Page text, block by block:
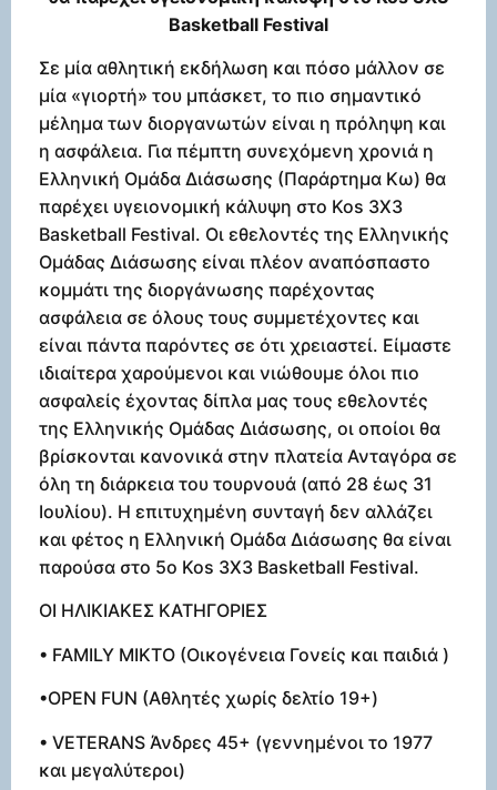
Basketball Festival
Σε μία αθλητική εκδήλωση και πόσο μάλλον σε
μία «γιορτή» του μπάσκετ, το πιο σημαντικό
μέλημα των διοργανωτών είναι η πρόληψη και
η ασφάλεια. Για πέμπτη συνεχόμενη χρονιά η
Ελληνική Ομάδα Διάσωσης (Παράρτημα Κω) θα
παρέχει υγειονομική κάλυψη στο Kos 3Χ3
Basketball Festival. Οι εθελοντές της Ελληνικής
Ομάδας Διάσωσης είναι πλέον αναπόσπαστο
κομμάτι της διοργάνωσης παρέχοντας
ασφάλεια σε όλους τους συμμετέχοντες και
είναι πάντα παρόντες σε ότι χρειαστεί. Είμαστε
ιδιαίτερα χαρούμενοι και νιώθουμε όλοι πιο
ασφαλείς έχοντας δίπλα μας τους εθελοντές
της Ελληνικής Ομάδας Διάσωσης, οι οποίοι θα
βρίσκονται κανονικά στην πλατεία Ανταγόρα σε
όλη τη διάρκεια του τουρνουά (από 28 έως 31
Ιουλίου). Η επιτυχημένη συνταγή δεν αλλάζει
και φέτος η Ελληνική Ομάδα Διάσωσης θα είναι
παρούσα στο 5ο Kos 3X3 Basketball Festival.
ΟΙ ΗΛΙΚΙΑΚΕΣ ΚΑΤΗΓΟΡΙΕΣ
• FAMILY ΜΙΚΤΟ (Οικογένεια Γονείς και παιδιά )
•OPEN FUN (Αθλητές χωρίς δελτίο 19+)
• VETERANS Άνδρες 45+ (γεννημένοι το 1977
και μεγαλύτεροι)